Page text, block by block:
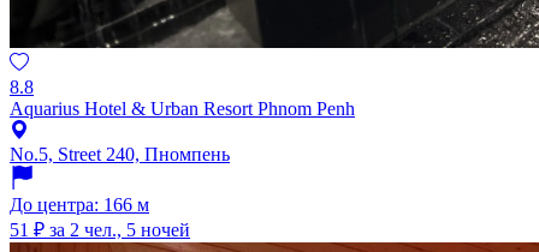
8.8
Aquarius Hotel & Urban Resort Phnom Penh
No.5, Street 240, Пномпень
До центра: 166 м
51 ₽ за 2 чел., 5 ночей